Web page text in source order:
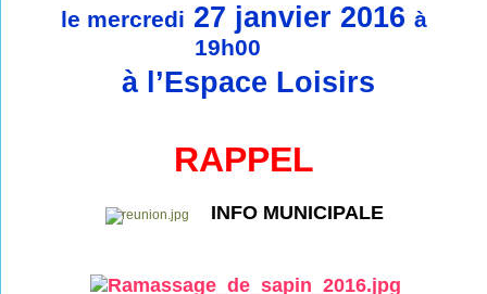
le mercredi 27 janvier 2016à
19h00
à l’Espace Loisirs
RAPPEL
INFO MUNICIPALE